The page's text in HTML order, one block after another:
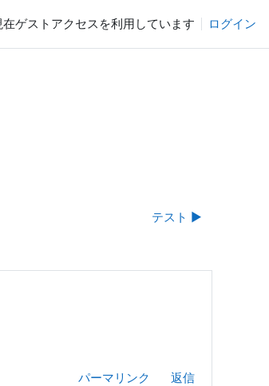
ゲストアクセスを利用しています ログイン
テスト ▶︎
パーマリンク
返信